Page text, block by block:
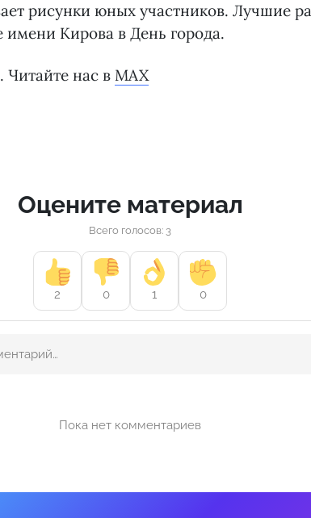
рисунки юных участников. Лучшие
имени Кирова в День города.
Читайте нас в MAX
Оцените материал
Всего голосов: 3
2 0 1 0
Пока нет комментариев